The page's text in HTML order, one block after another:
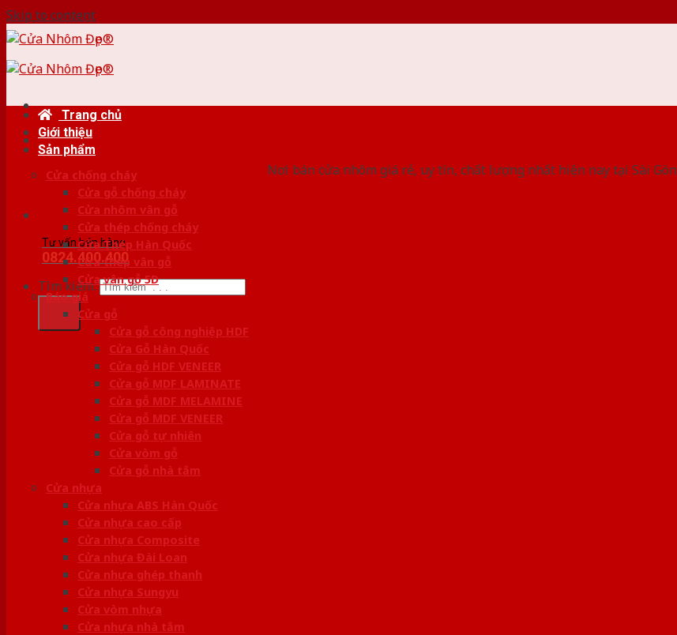
Skip to content
Nơi bán cửa nhôm giá rẻ, uy tín, chất lượng nhất hiện nay tại Sài Gòn
Tư vấn bán hàng
0824.400.400
Tìm kiếm:
Trang chủ
Giới thiệu
Sản phẩm
Cửa chống cháy
Cửa gỗ chống cháy
Cửa nhôm vân gỗ
Cửa thép chống cháy
Cửa Thép Hàn Quốc
Cửa thép vân gỗ
Cửa vân gỗ 5D
Báo giá
Cửa gỗ
Cửa gỗ công nghiệp HDF
Cửa Gỗ Hàn Quốc
Cửa gỗ HDF VENEER
Cửa gỗ MDF LAMINATE
Cửa gỗ MDF MELAMINE
Cửa gỗ MDF VENEER
Cửa gỗ tự nhiên
Cửa vòm gỗ
Cửa gỗ nhà tắm
Cửa nhựa
Cửa nhựa ABS Hàn Quốc
Cửa nhựa cao cấp
Cửa nhựa Composite
Cửa nhựa Đài Loan
Cửa nhựa ghép thanh
Cửa nhựa Sungyu
Cửa vòm nhựa
Cửa nhựa nhà tắm